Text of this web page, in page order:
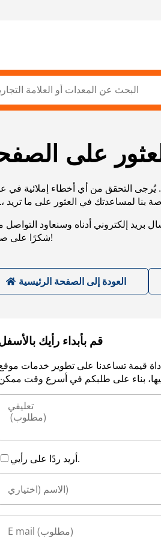
على
يُرجى التحقق من أي أخطاء إملائية في
إلكتروني أدناه وسنعاود التواصل
شكرًا على صبرك!
العودة إلى الصفحة الرئيسية
قم بأبداء رأيك
قيمة تساعدنا على تطوير خدمات
أريد ردًا على رأيي.